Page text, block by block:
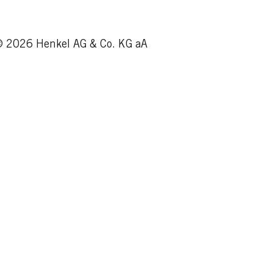
2026 Henkel AG & Co. KG aA